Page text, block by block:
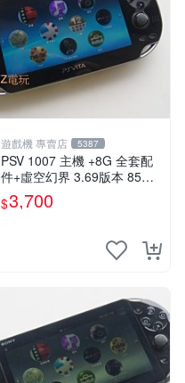
遊戲機 專賣店 5387
PSV 1007 主機 +8G 全套配
件+虛空幻界 3.69版本 85成
新 PS Vita1007 一年保修
$3,700